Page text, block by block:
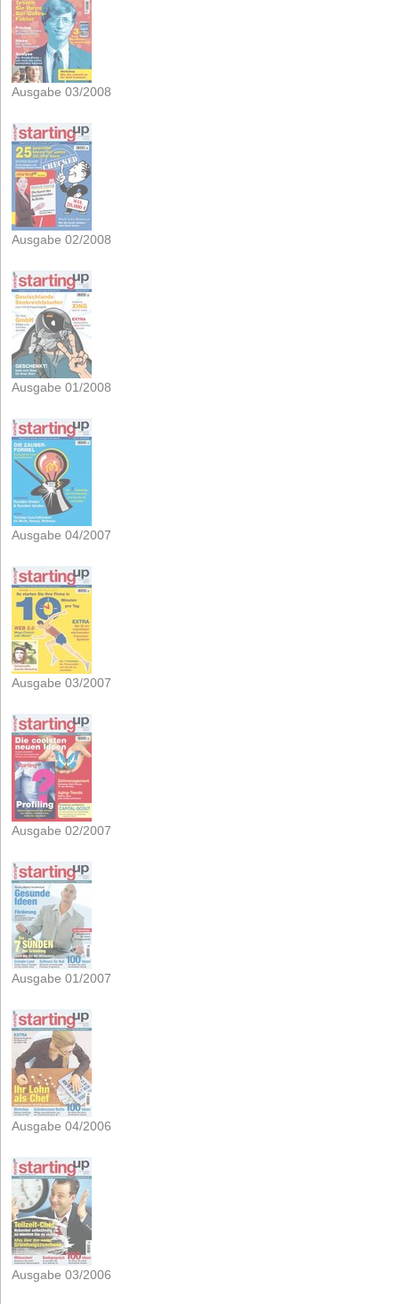
Ausgabe 03/2008
Ausgabe 02/2008
Ausgabe 01/2008
Ausgabe 04/2007
Ausgabe 03/2007
Ausgabe 02/2007
Ausgabe 01/2007
Ausgabe 04/2006
Ausgabe 03/2006